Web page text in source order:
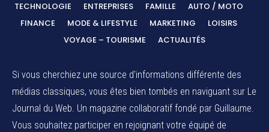
TECHNOLOGIE
ENTREPRISES FAMILLE
AUTO / MOTO
FINANCE
MODE & LIFESTYLE MARKETING
LOISIRS
VOYAGE – TOURISME
ACTUALITÉS
Si vous cherchiez une source d'informations différente des
médias classiques, vous êtes bien tombés en naviguant sur Le
Journal du Web. Un magazine collaboratif fondé par Guillaume.
Vous souhaitez participer en rejoignant votre équipé de